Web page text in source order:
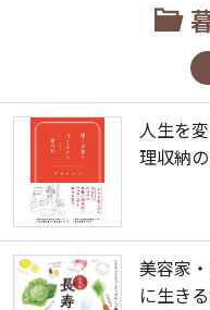
人生を
理収納
美容家
に生き